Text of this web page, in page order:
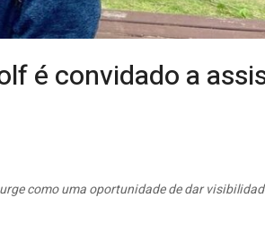
é convidado a
como uma oportunidade de dar